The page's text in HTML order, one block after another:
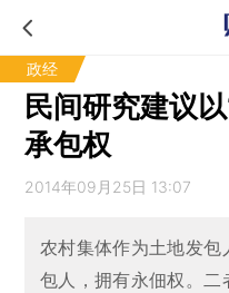
政经
民间研究建议
承包权
2014年09月25日 13:07
农村集体作为土地发
包人，拥有永佃权。